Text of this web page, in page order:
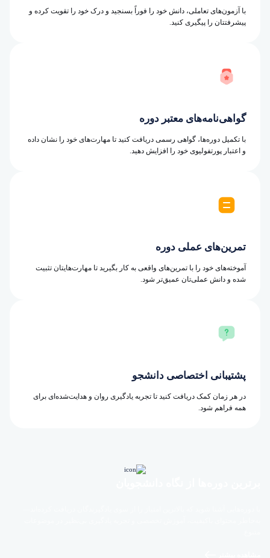
با آزمون‌های تعاملی، دانش خود را فوراً بسنجید و درک خود را تقویت کرده و
پیشرفتتان را پیگیری کنید.
گواهی‌نامه‌های معتبر دوره
با تکمیل دوره‌ها، گواهی رسمی دریافت کنید تا مهارت‌های خود را نشان داده
و اعتبار پورتفولیوی خود را افزایش دهید.
تمرین‌های عملی دوره
آموخته‌های خود را با تمرین‌های واقعی به کار بگیرید تا مهارت‌هایتان تثبیت
شده و دانش عملی‌تان عمیق‌تر شود.
پشتیبانی اختصاصی دانشجو
در هر زمان کمک دریافت کنید تا تجربه یادگیری روان و هدایت‌شده‌ای برای
همه فراهم شود.